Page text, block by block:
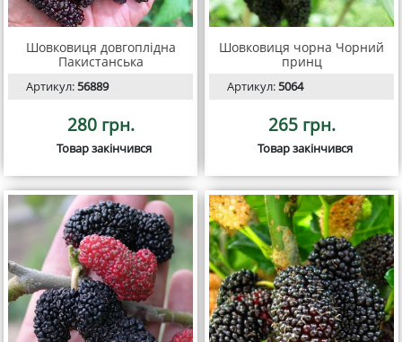
Шовковиця довгоплідна
Пакистанська
Артикул:56889
280 грн.
Товар закінчився
Шовковиця чорна Чорний
принц
Артикул:5064
265 грн.
Товар закінчився